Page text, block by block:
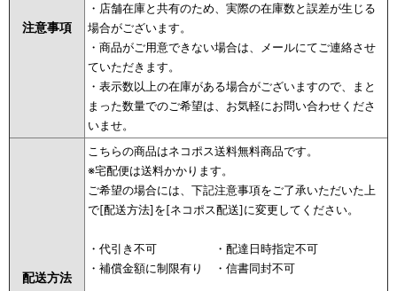
注意事項
・店舗在庫と共有のため、実際の在庫数と誤差が生じる
場合がございます。
・商品がご用意できない場合は、メールにてご連絡させ
ていただきます。
・表示数以上の在庫がある場合がございますので、まと
まった数量でのご希望は、お気軽にお問い合わせくださ
いませ。
配送方法
こちらの商品はネコポス送料無料商品です。
※宅配便は送料かかります。
ご希望の場合には、下記注意事項をご了承いただいた上
で[配送方法]を[ネコポス配送]に変更してください。
・代引き不可 ・配達日時指定不可
・補償金額に制限有り ・信書同封不可